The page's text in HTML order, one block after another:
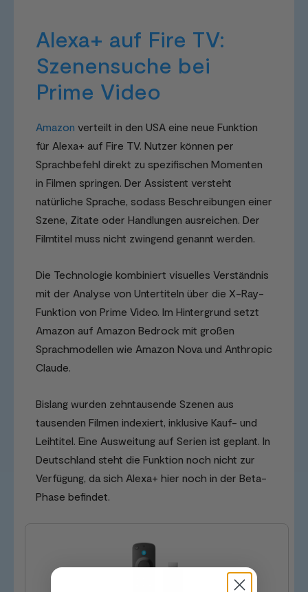
Alexa+ auf Fire TV:
Szenensuche bei
Prime Video
Amazon verteilt in den USA eine neue Funktion
für Alexa+ auf Fire TV. Nutzer können per
Sprachbefehl direkt zu spezifischen Momenten
in Filmen springen. Der Assistent versteht
natürliche Sprache, sodass Beschreibungen einer
Szene, Zitate oder Handlungen ausreichen. Der
Filmtitel muss nicht zwingend genannt werden.
Die Technologie kombiniert visuelles Verständnis
mit der Analyse von Untertiteln über die X-Ray-
Funktion von Prime Video. Im Hintergrund setzt
Amazon auf Amazon Bedrock mit großen
Sprachmodellen wie Amazon Nova und Anthropic
Claude.
Bislang wurden zehntausende Szenen aus
tausenden Filmen indexiert, inklusive Kauf- und
Leihtitel. Eine Ausweitung auf Serien ist geplant. In
Deutschland steht die Funktion noch nicht zur
Verfügung, da sich Alexa+ hier noch in der Beta-
Phase befindet.